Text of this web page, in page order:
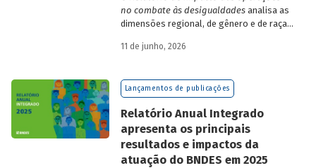
no combate às desigualdadesanalisa as
dimensões regional, de gênero e de raça,
desigualdade de renda no Brasil, no
BNDES.
11 de junho, 2026
Lançamentos de publicações
Relatório Anual Integrado
apresenta os principais
resultados e impactos da
atuação do BNDES em 2025